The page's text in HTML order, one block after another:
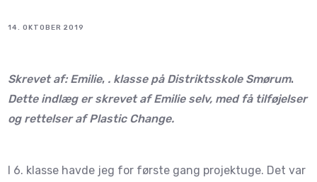
14. OKTOBER 2019
Skrevet af: Emilie, . klasse på Distriktsskole Smørum.
Dette indlæg er skrevet af Emilie selv, med få tilføjelser
og rettelser af Plastic Change.
I 6. klasse havde jeg for første gang projektuge. Det var